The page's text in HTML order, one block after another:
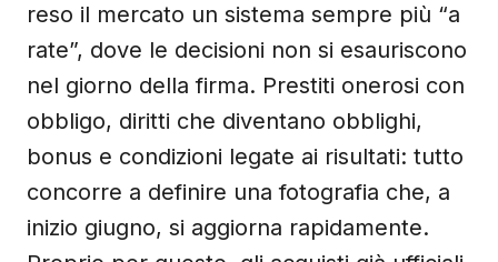
reso il mercato un sistema sempre più “a
rate”, dove le decisioni non si esauriscono
nel giorno della firma. Prestiti onerosi con
obbligo, diritti che diventano obblighi,
bonus e condizioni legate ai risultati: tutto
concorre a definire una fotografia che, a
inizio giugno, si aggiorna rapidamente.